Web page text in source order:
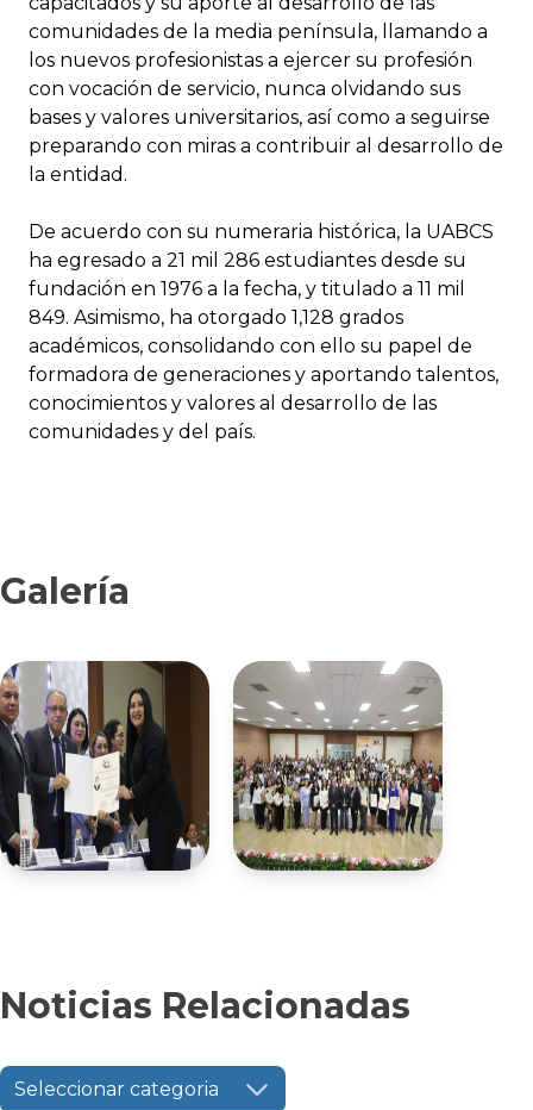
comunidades de la media península, llamando a
los nuevos profesionistas a ejercer su profesión
con vocación de servicio, nunca olvidando sus
bases y valores universitarios, así como a seguirse
preparando con miras a contribuir al desarrollo de
la entidad.
De acuerdo con su numeraria histórica, la UABCS
ha egresado a 21 mil 286 estudiantes desde su
fundación en 1976 a la fecha, y titulado a 11 mil
849. Asimismo, ha otorgado 1,128 grados
académicos, consolidando con ello su papel de
formadora de generaciones y aportando talentos,
conocimientos y valores al desarrollo de las
comunidades y del país.
Galería
Noticias Relacionadas
Seleccionar categoria